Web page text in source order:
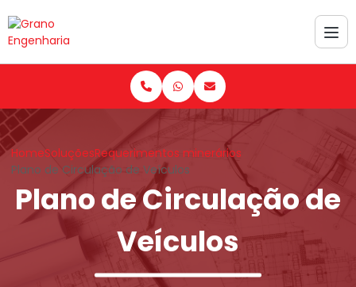
HomeSoluçõesRequerimentos minerários
Plano de Circulação de Veículos
Plano de Circulação de
Veículos